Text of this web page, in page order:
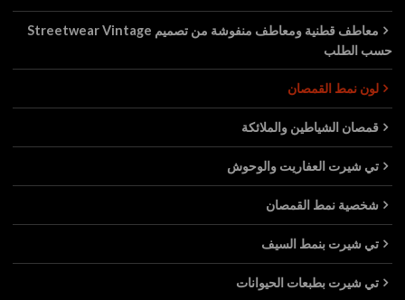
معاطف قطنية ومعاطف منفوشة من تصميم Streetwear Vintage
حسب الطلب
لون نمط القمصان
قمصان الشياطين والملائكة
تي شيرت العفاريت والوحوش
شخصية نمط القمصان
تي شيرت بنمط السيف
تي شيرت بطبعات الحيوانات